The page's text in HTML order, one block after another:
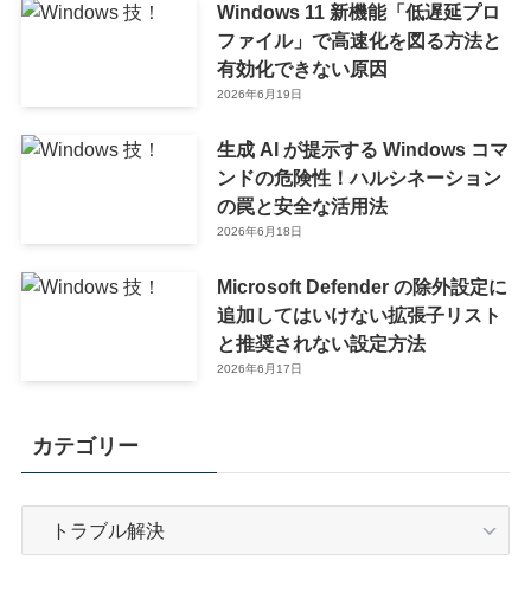
Windows 11 新機能「低遅延プロ
ファイル」で高速化を図る方法と
有効化できない原因
2026年6月19日
生成 AI が提示する Windows コマ
ンドの危険性！ハルシネーション
の罠と安全な活用法
2026年6月18日
Microsoft Defender の除外設定に
追加してはいけない拡張子リスト
と推奨されない設定方法
2026年6月17日
カテゴリー